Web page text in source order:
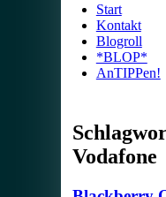
Start
Kontakt
Blogroll
*BLOP*
AnTIPPen!
Vodafone